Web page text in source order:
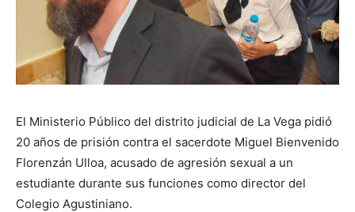
El Ministerio Público del distrito judicial de La Vega pidió
20 años de prisión contra el sacerdote Miguel Bienvenido
Florenzán Ulloa, acusado de agresión sexual a un
estudiante durante sus funciones como director del
Colegio Agustiniano.